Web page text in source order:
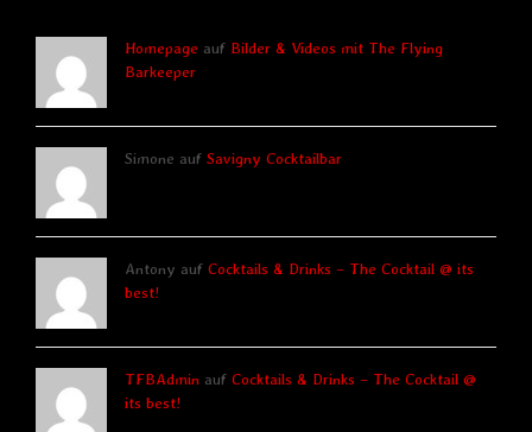
Homepage auf Bilder & Videos mit The Flying
Barkeeper
Simone auf Savigny Cocktailbar
Antony auf Cocktails & Drinks – The Cocktail @ its
best!
TFBAdmin auf Cocktails & Drinks – The Cocktail @
its best!